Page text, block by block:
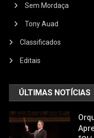
Sem Mordaça
Tony Auad
Classificados
Editais
ÚLTIMAS NOTÍCIAS